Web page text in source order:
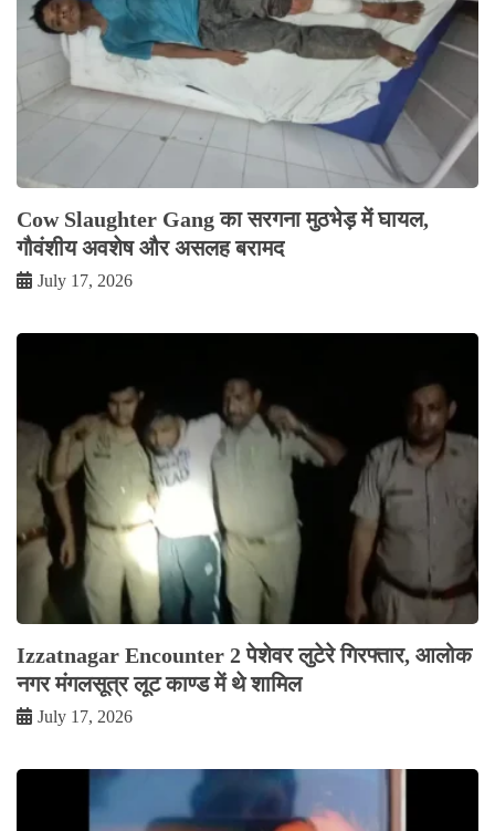
Cow Slaughter Gang का सरगना मुठभेड़ में घायल,
गौवंशीय अवशेष और असलह बरामद
July 17, 2026
Izzatnagar Encounter 2 पेशेवर लुटेरे गिरफ्तार, आलोक
नगर मंगलसूत्र लूट काण्‍ड में थे शामिल
July 17, 2026